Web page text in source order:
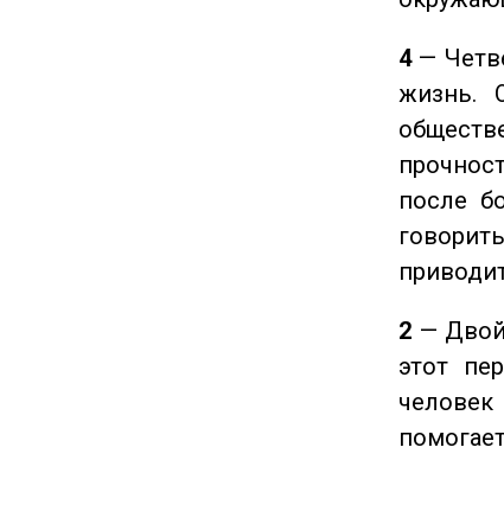
4—
жизнь.
после
2 —
этот